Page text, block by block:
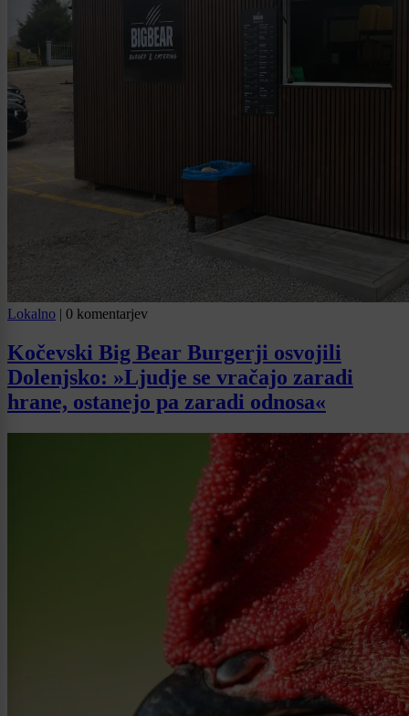
Lokalno | 0 komentarjev
Kočevski Big Bear Burgerji osvojili
Dolenjsko: »Ljudje se vračajo zaradi
hrane, ostanejo pa zaradi odnosa«